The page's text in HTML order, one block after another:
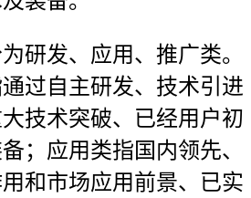
发、应用、推广类。
过自主研发、技术引进
技术突破、已经用户初
；应用类指国内领先、
和市场应用前景、已实